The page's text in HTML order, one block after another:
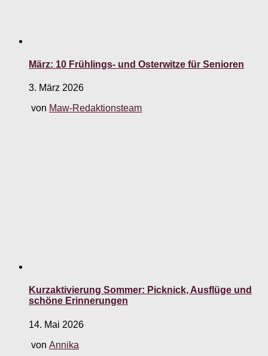
März: 10 Frühlings- und Osterwitze für Senioren
3. März 2026
von Maw-Redaktionsteam
Kurzaktivierung Sommer: Picknick, Ausflüge und
schöne Erinnerungen
14. Mai 2026
von Annika